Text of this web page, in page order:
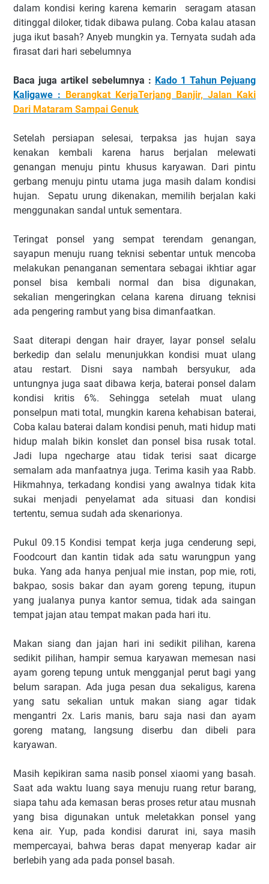
dalam kondisi kering karena kemarin seragam atasan
ditinggal diloker, tidak dibawa pulang. Coba kalau atasan
juga ikut basah? Anyeb mungkin ya. Ternyata sudah ada
firasat dari hari sebelumnya
Baca juga artikel sebelumnya : Kado 1 Tahun Pejuang
Kaligawe : Berangkat KerjaTerjang Banjir, Jalan Kaki
Dari Mataram Sampai Genuk
Setelah persiapan selesai, terpaksa jas hujan saya
kenakan kembali karena harus berjalan melewati
genangan menuju pintu khusus karyawan. Dari pintu
gerbang menuju pintu utama juga masih dalam kondisi
hujan. Sepatu urung dikenakan, memilih berjalan kaki
menggunakan sandal untuk sementara.
Teringat ponsel yang sempat terendam genangan,
sayapun menuju ruang teknisi sebentar untuk mencoba
melakukan penanganan sementara sebagai ikhtiar agar
ponsel bisa kembali normal dan bisa digunakan,
sekalian mengeringkan celana karena diruang teknisi
ada pengering rambut yang bisa dimanfaatkan.
Saat diterapi dengan hair drayer, layar ponsel selalu
berkedip dan selalu menunjukkan kondisi muat ulang
atau restart. Disni saya nambah bersyukur, ada
untungnya juga saat dibawa kerja, baterai ponsel dalam
kondisi kritis 6%. Sehingga setelah muat ulang
ponselpun mati total, mungkin karena kehabisan baterai,
Coba kalau baterai dalam kondisi penuh, mati hidup mati
hidup malah bikin konslet dan ponsel bisa rusak total.
Jadi lupa ngecharge atau tidak terisi saat dicarge
semalam ada manfaatnya juga. Terima kasih yaa Rabb.
Hikmahnya, terkadang kondisi yang awalnya tidak kita
sukai menjadi penyelamat ada situasi dan kondisi
tertentu, semua sudah ada skenarionya.
Pukul 09.15 Kondisi tempat kerja juga cenderung sepi,
Foodcourt dan kantin tidak ada satu warungpun yang
buka. Yang ada hanya penjual mie instan, pop mie, roti,
bakpao, sosis bakar dan ayam goreng tepung, itupun
yang jualanya punya kantor semua, tidak ada saingan
tempat jajan atau tempat makan pada hari itu.
Makan siang dan jajan hari ini sedikit pilihan, karena
sedikit pilihan, hampir semua karyawan memesan nasi
ayam goreng tepung untuk mengganjal perut bagi yang
belum sarapan. Ada juga pesan dua sekaligus, karena
yang satu sekalian untuk makan siang agar tidak
mengantri 2x. Laris manis, baru saja nasi dan ayam
goreng matang, langsung diserbu dan dibeli para
karyawan.
Masih kepikiran sama nasib ponsel xiaomi yang basah.
Saat ada waktu luang saya menuju ruang retur barang,
siapa tahu ada kemasan beras proses retur atau musnah
yang bisa digunakan untuk meletakkan ponsel yang
kena air. Yup, pada kondisi darurat ini, saya masih
mempercayai, bahwa beras dapat menyerap kadar air
berlebih yang ada pada ponsel basah.